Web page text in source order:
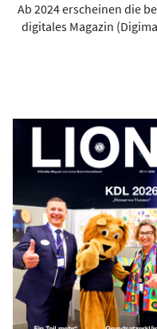
Ab 2024 erscheinen die
digitales Magazin